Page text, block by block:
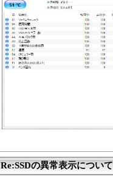
Re:SSDの異常表示について